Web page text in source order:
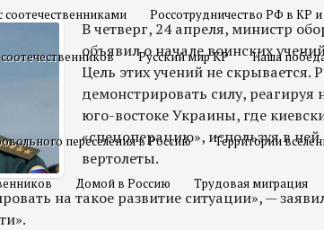
соотечественниками Россотрудничество РФ в КР
Русский мир КР Наша
переселения в Россию Территории
Домой в Россию Трудовая миграция
В четверг, 24 апреля, министр
объявил о начале воинских
Цель этих учений не скрывается.
демонстрировать силу, реагируя
юго-востоке Украины, где
«спецоперацию», используя в
вертолеты.
на такое развитие ситуации», —